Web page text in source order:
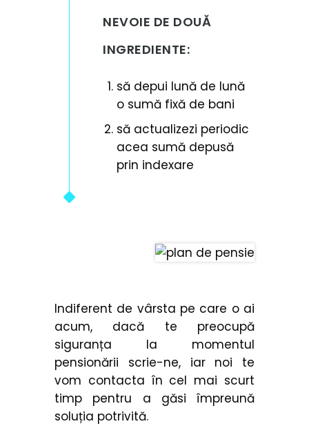
NEVOIE DE DOUĂ
INGREDIENTE:
să depui lună de lună
o sumă fixă de bani
să actualizezi periodic
acea sumă depusă
prin indexare
Indiferent de vârsta pe care o ai
acum, dacă te preocupă
siguranța la momentul
pensionării scrie-ne, iar noi te
vom contacta în cel mai scurt
timp pentru a găsi împreună
soluția potrivită.